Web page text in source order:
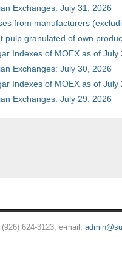
Exchanges: July 31, 2026
from manufacturers
pulp granulated of own
Indexes of MOEX as of July
Exchanges: July 30, 2026
Indexes of MOEX as of July
Exchanges: July 29, 2026
624-3123, e-mail: